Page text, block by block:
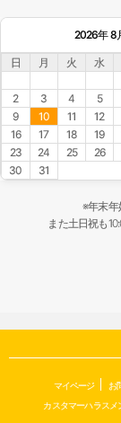
2026年 8
日 月 火 水
2
3 4 5
9
10 11 12
16
17 18 19
23
24 25 26
30
31
※年末年
また土日祝も
マイページ お
カスタマーハラス